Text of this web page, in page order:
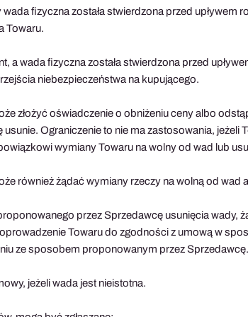
fizyczna została stwierdzona przed upływem
Towaru.
a wada fizyczna została stwierdzona przed
niebezpieczeństwa na kupującego.
złożyć oświadczenie o obniżeniu ceny albo
Ograniczenie to nie ma zastosowania, jeżeli
wymiany Towaru na wolny od wad lub
również żądać wymiany rzeczy na wolną od wad
przez Sprzedawcę usunięcia wady,
Towaru do zgodności z umową w
ze sposobem proponowanym przez Sprzedawcę.
jeżeli wada jest nieistotna.